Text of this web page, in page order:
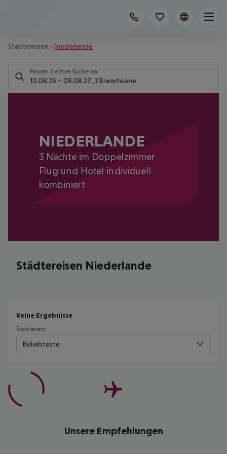
Städtereisen / Niederlande
Passen Sie Ihre Suche an
10.08.26 – 08.08.27 2 Erwachsene
NIEDERLANDE
3 Nächte im Doppelzimmer
Flug und Hotel individuell
kombiniert
Städtereisen Niederlande
Keine Ergebnisse
Sortieren:
Beliebteste
Unsere Empfehlungen